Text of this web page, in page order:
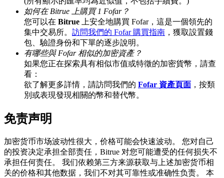
充值CASHCAT & 赢取
充值CASHCAT & 赢取
瓜分 500000 CASHCAT 獎池
如何在 Bitrue 上購買 1 Fofar？
您可以在 Bitrue 上安全地購買 Fofar，這是一個領先的
集中交易所。 訪問我們的 Fofar 購買指南 ，獲取設置錢
包、驗證身份和下單的逐步說明。
有哪些與 Fofar 相似的加密資產？
如果您正在探索具有相似市值或特徵的加密貨幣，請查
看：
欲了解更多詳情，請訪問我們的 Fofar 資產頁面 ，按類
別或表現發現相關的幣和替代幣。
免责声明
加密货币市场波动性很大，价格可能会快速波动。 您对自己
的投资决定承担全部责任，Bitrue 对您可能遭受的任何损失不
承担任何责任。 我们依赖第三方来源获取与上述加密货币相
关的价格和其他数据，我们不对其可靠性或准确性负责。 本